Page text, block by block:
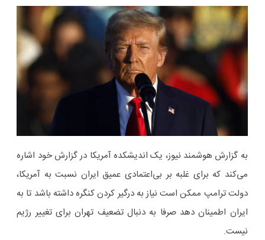
به گزارش هوشمند نیوز، یک اندیشکده آمریکا در گزارش خود اشاره
می‌کند که برای غلبه بر بی‌اعتمادی عمیق ایران نسبت به آمریکا،
دولت ترامپ ممکن است نیاز به درگیر کردن کنگره داشته باشد تا به
ایران اطمینان دهد صرفا به دنبال تضعیف تهران برای تغییر رژیم
نیست.